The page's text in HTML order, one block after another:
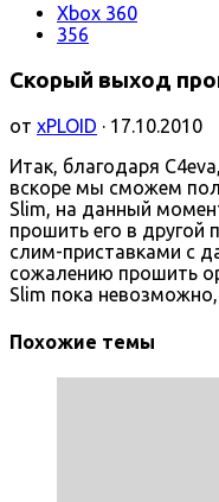
Xbox 360
356
Скорый выход
от xPLOID · 17.10.2010
Итак, благодаря
вскоре мы сможем
Slim, на данный
прошить его в другой
слим-приставками с
сожалению прошить
Slim пока
Похожие темы